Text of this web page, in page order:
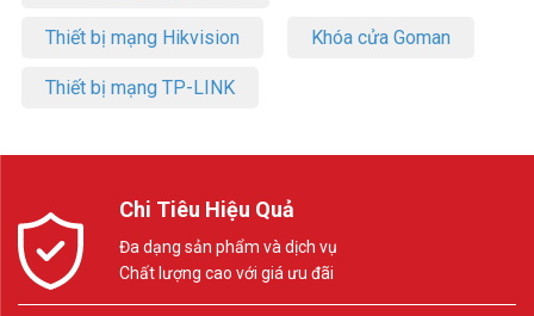
Thiết bị mạng Hikvision Khóa cửa Goman
Thiết bị mạng TP-LINK
Chi Tiêu Hiệu Quả
Đa dạng sản phẩm và dịch vụ
Chất lượng cao với giá ưu đãi